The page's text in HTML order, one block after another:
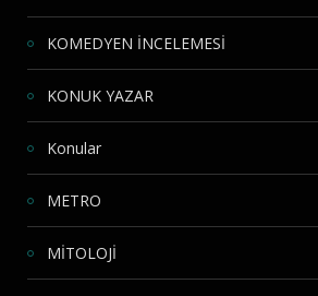
KOMEDYEN İNCELEMESİ
KONUK YAZAR
Konular
METRO
MİTOLOJİ